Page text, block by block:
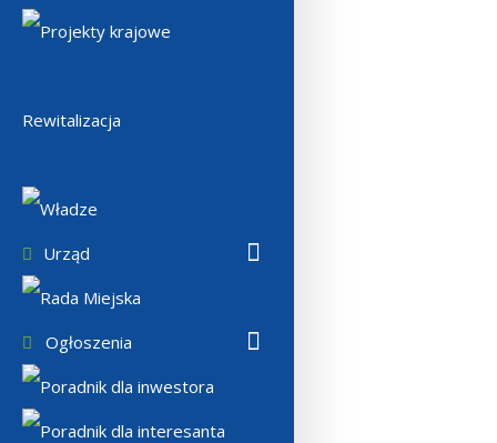
Projekty krajowe
Rewitalizacja
Władze
Urząd
Rada Miejska
Ogłoszenia
Poradnik dla inwestora
Poradnik dla interesanta